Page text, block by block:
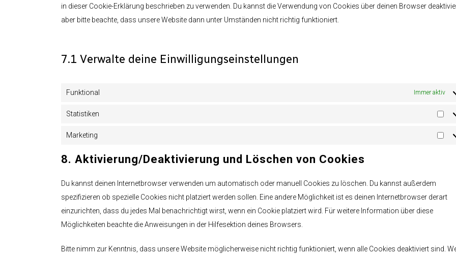
in dieser Cookie-Erklärung beschrieben zu verwenden. Du kannst die Verwendung von Cookies über deinen Browser
aber bitte beachte, dass unsere Website dann unter Umständen nicht richtig funktioniert.
7.1 Verwalte deine Einwilligungseinstellungen
Funktional Immer aktiv
Statistiken
Marketing
8. Aktivierung/Deaktivierung und Löschen von Cookies
Du kannst deinen Internetbrowser verwenden um automatisch oder manuell Cookies zu löschen. Du kannst außerdem
spezifizieren ob spezielle Cookies nicht platziert werden sollen. Eine andere Möglichkeit ist es deinen Internetbrowser derart
einzurichten, dass du jedes Mal benachrichtigt wirst, wenn ein Cookie platziert wird. Für weitere Information über diese
Möglichkeiten beachte die Anweisungen in der Hilfesektion deines Browsers.
Bitte nimm zur Kenntnis, dass unsere Website möglicherweise nicht richtig funktioniert, wenn alle Cookies deaktiviert sind.